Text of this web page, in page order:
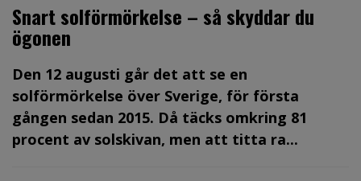
Snart solförmörkelse – så skyddar du
ögonen
Den 12 augusti går det att se en
solförmörkelse över Sverige, för första
gången sedan 2015. Då täcks omkring 81
procent av solskivan, men att titta ra...